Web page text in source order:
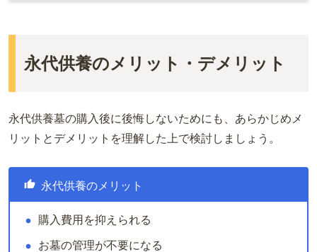
永代供養のメリット・デメリット
永代供養墓の購入後に後悔しないためにも、あらかじめメ
リットとデメリットを理解した上で検討しましょう。
永代供養のメリット
購入費用を抑えられる
お墓の管理が不要になる